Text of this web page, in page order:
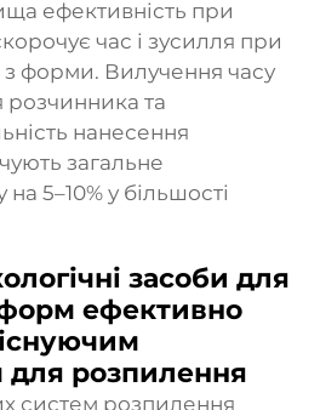
ефективність при
час і зусилля при
з форми. Вилучення часу
розчинника та
нанесення
загальне
5–10% у більшості
засоби для
ефективно
розпилення
систем розпилення